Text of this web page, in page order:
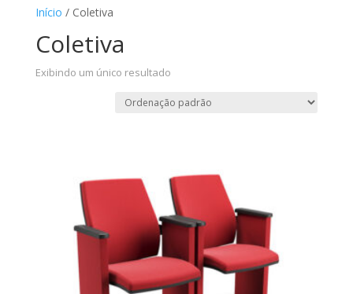
Início / Coletiva
Coletiva
Exibindo um único resultado